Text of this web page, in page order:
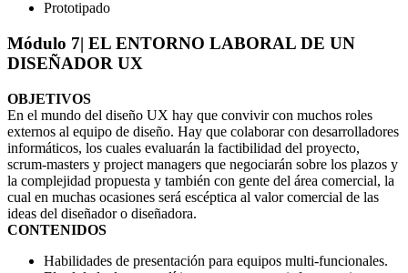
Prototipado
Módulo 7| EL ENTORNO LABORAL DE UN
DISEÑADOR UX
OBJETIVOS
En el mundo del diseño UX hay que convivir con muchos roles
externos al equipo de diseño. Hay que colaborar con desarrolladores
informáticos, los cuales evaluarán la factibilidad del proyecto,
scrum-masters y project managers que negociarán sobre los plazos y
la complejidad propuesta y también con gente del área comercial, la
cual en muchas ocasiones será escéptica al valor comercial de las
ideas del diseñador o diseñadora.
CONTENIDOS
Habilidades de presentación para equipos multi-funcionales.